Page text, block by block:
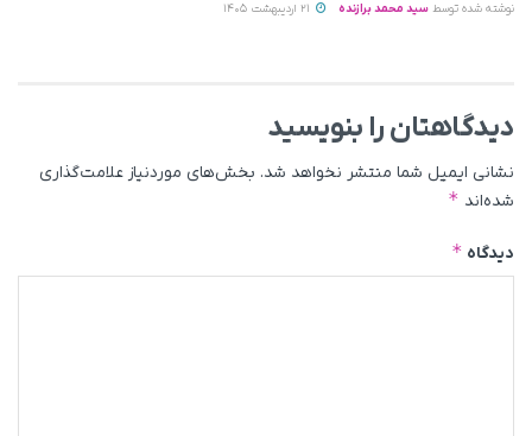
نوشته شده توسط سید محمد برازنده
دیدگاهتان را بنویسید
نشانی ایمیل شما منتشر نخواهد شد. بخش‌های موردنیاز علامت‌گذاری
شده‌اند *
دیدگاه *